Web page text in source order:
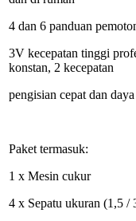
4 dan 6 panduan
3V kecepatan tinggi
konstan, 2 kecepatan
pengisian cepat dan
Paket termasuk:
1 x Mesin cukur
4 x Sepatu ukuran (1,5 /